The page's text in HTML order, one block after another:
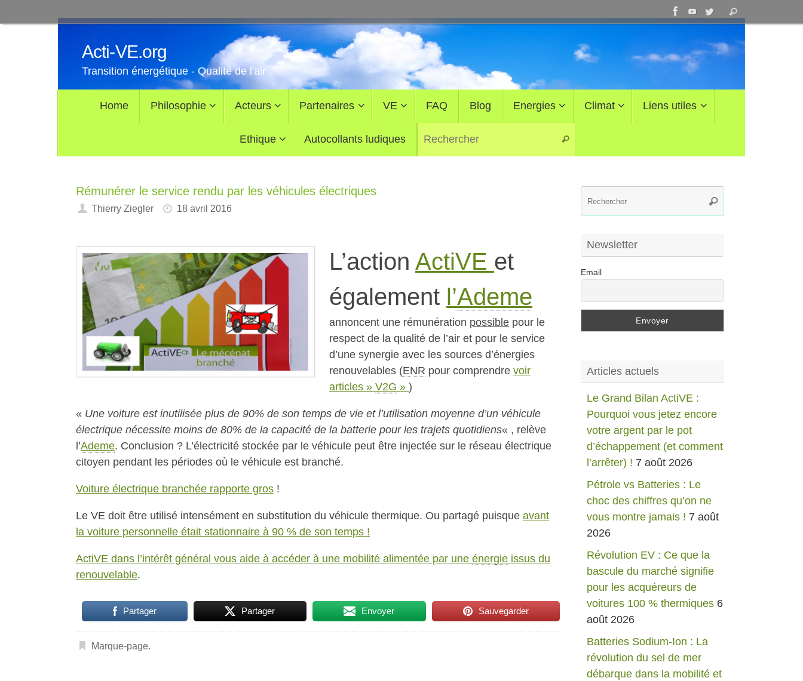
Passer
pour
:
Rechercher
Acti-VE.org
Transition énergétique - Qualité de l'air
Home Philosophie Acteurs Partenaires VE FAQ Blog Energies Climat Liens utiles
Ethique Autocollants ludiques Rechercher
Rémunérer le service rendu par les véhicules électriques
Thierry Ziegler 18 avril 2016
L’action ActiVE et
également l’Ademe
annoncent une rémunération possible pour le
respect de la qualité de l’air et pour le service
d’une synergie avec les sources d’énergies
renouvelables (ENR pour comprendre voir
articles » V2G » )
« Une voiture est inutilisée plus de 90% de son temps de vie et l’utilisation moyenne d’un véhicule
électrique nécessite moins de 80% de la capacité de la batterie pour les trajets quotidiens« , relève
l’Ademe. Conclusion ? L’électricité stockée par le véhicule peut être injectée sur le réseau électrique
citoyen pendant les périodes où le véhicule est branché.
Voiture électrique branchée rapporte gros !
Le VE doit être utilisé intensément en substitution du véhicule thermique. Ou partagé puisque avant
la voiture personnelle était stationnaire à 90 % de son temps !
ActiVE dans l’intérêt général vous aide à accéder à une mobilité alimentée par une énergie issus du
renouvelable.
Partager Partager Envoyer Sauvegarder
Marque-page.
Rechercher
Newsletter
Email
Articles actuels
Le Grand Bilan ActiVE :
Pourquoi vous jetez encore
votre argent par le pot
d’échappement (et comment
l’arrêter) ! 7 août 2026
Pétrole vs Batteries : Le
choc des chiffres qu’on ne
vous montre jamais ! 7 août
2026
Révolution EV : Ce que la
bascule du marché signifie
pour les acquéreurs de
voitures 100 % thermiques 6
août 2026
Batteries Sodium-Ion : La
révolution du sel de mer
débarque dans la mobilité et